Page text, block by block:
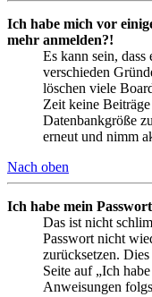
Ich habe mich vor
mehr anmelden?!
Es kann sein,
verschieden
löschen viele
Zeit keine
Datenbankgröße
erneut und nimm
Nach oben
Ich habe mein
Das ist nicht
Passwort nicht
zurücksetzen.
Seite auf „Ich
Anweisungen